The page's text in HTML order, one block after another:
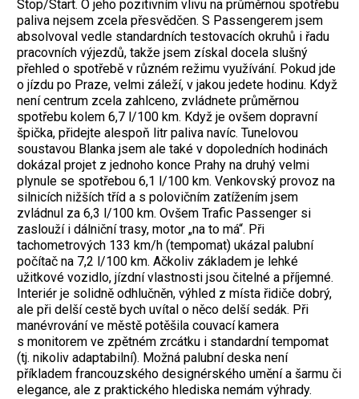
Stop/Start. O jeho pozitivním vlivu na průměrnou spotřebu
paliva nejsem zcela přesvědčen. S Passengerem jsem
absolvoval vedle standardních testovacích okruhů i řadu
pracovních výjezdů, takže jsem získal docela slušný
přehled o spotřebě v různém režimu využívání. Pokud jde
o jízdu po Praze, velmi záleží, v jakou jedete hodinu. Když
není centrum zcela zahlceno, zvládnete průměrnou
spotřebu kolem 6,7 l/100 km. Když je ovšem dopravní
špička, přidejte alespoň litr paliva navíc. Tunelovou
soustavou Blanka jsem ale také v dopoledních hodinách
dokázal projet z jednoho konce Prahy na druhý velmi
plynule se spotřebou 6,1 l/100 km. Venkovský provoz na
silnicích nižších tříd a s polovičním zatížením jsem
zvládnul za 6,3 l/100 km. Ovšem Trafic Passenger si
zaslouží i dálniční trasy, motor „na to má“. Při
tachometrových 133 km/h (tempomat) ukázal palubní
počítač na 7,2 l/100 km. Ačkoliv základem je lehké
užitkové vozidlo, jízdní vlastnosti jsou čitelné a příjemné.
Interiér je solidně odhlučněn, výhled z místa řidiče dobrý,
ale při delší cestě bych uvítal o něco delší sedák. Při
manévrování ve městě potěšila couvací kamera
s monitorem ve zpětném zrcátku i standardní tempomat
(tj. nikoliv adaptabilní). Možná palubní deska není
příkladem francouzského designérského umění a šarmu či
elegance, ale z praktického hlediska nemám výhrady.